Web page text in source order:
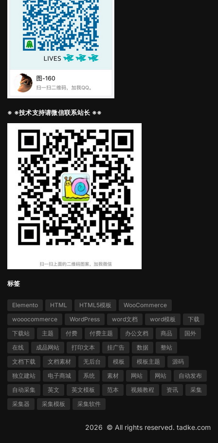
※ ※技术支持请微信联系站长 ※※
标签
Elemento HTML HTML5模板
WooCommerce
wooocommerce
WordPress word文档 word模板
下载
下载站
主题 付费 付费主题 办公文档 商品
国外
在线
成品网站 打印文本 挂广告 数据
整站
文档下载
文档素材 无后台 模板 模板主题
源码
独立建站
电子商城 系统 素材 网站 网站
自动发布
自动采集
英文 英文模板 范本 视频教程 资讯
采集
采集器
采集模板 采集软件
2026 © All rights reserved. tadke.com